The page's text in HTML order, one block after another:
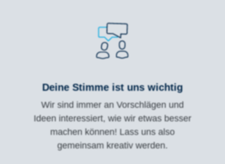
Deine Stimme ist uns wichtig
Wir sind immer an Vorschlägen und
Ideen interessiert, wie wir etwas besser
machen können! Lass uns also
gemeinsam kreativ werden.